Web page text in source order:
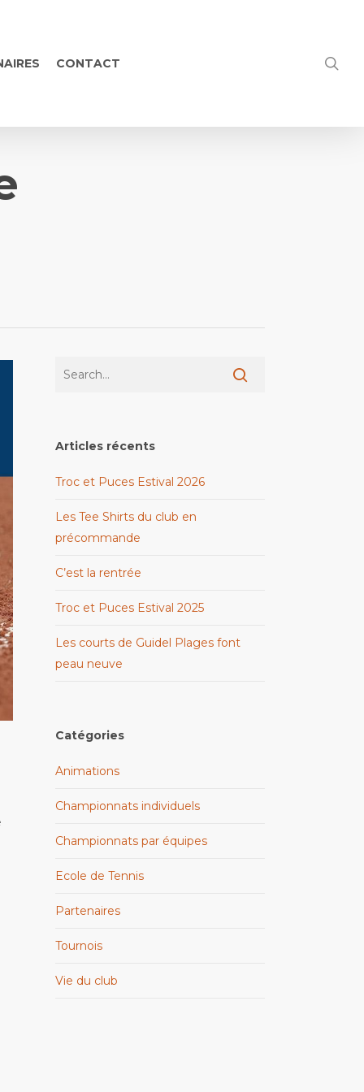
CONTACT
Articles récents
Troc et Puces Estival 2026
Les Tee Shirts du club en
précommande
C’est la rentrée
Troc et Puces Estival 2025
Les courts de Guidel Plages font
peau neuve
Catégories
Animations
Championnats individuels
Championnats par équipes
Ecole de Tennis
Partenaires
Tournois
Vie du club